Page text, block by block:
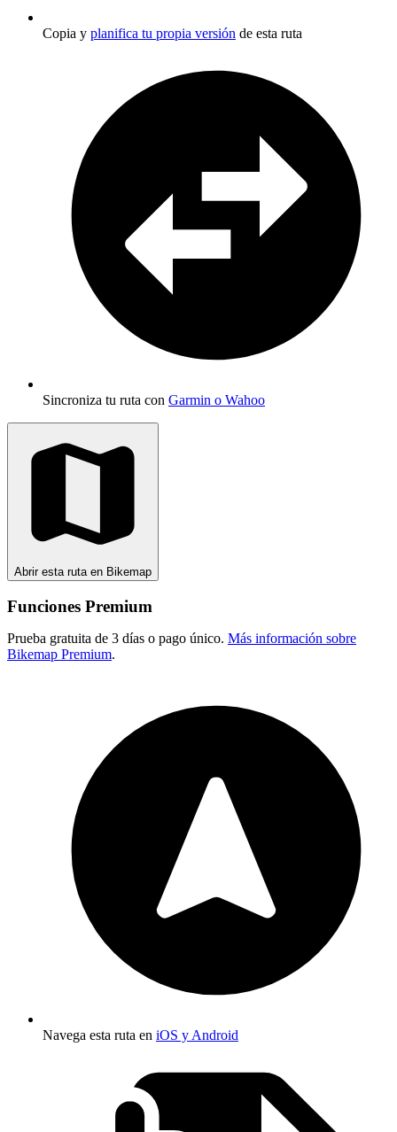
Copia y planifica tu propia versión de esta ruta
Sincroniza tu ruta con Garmin o Wahoo
Abrir esta ruta en Bikemap
Funciones Premium
Prueba gratuita de 3 días o pago único. Más información sobre
Bikemap Premium.
Navega esta ruta en iOS y Android